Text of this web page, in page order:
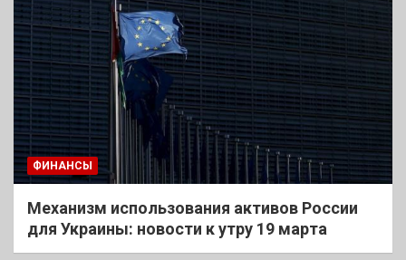
ФИНАНСЫ
Механизм использования активов России
для Украины: новости к утру 19 марта